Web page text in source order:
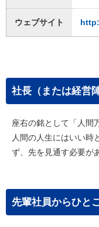
ウェブサイト
社長（または経営
座右の銘として「人間
人間の人生にはいい時
ず、先を見通す必要が
先輩社員からひと